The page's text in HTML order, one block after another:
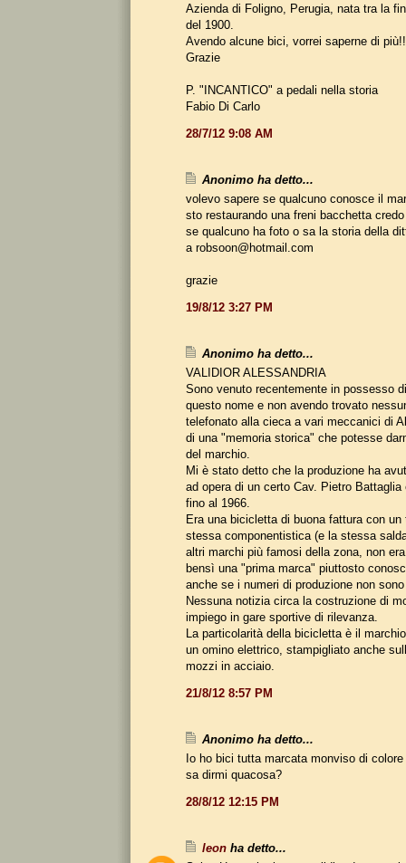
Azienda di Foligno, Perugia, nata tra la
del 1900.
Avendo alcune bici, vorrei saperne di
Grazie
P. "INCANTICO" a pedali nella storia
Fabio Di Carlo
28/7/12 9:08 AM
Anonimo ha detto...
volevo sapere se qualcuno conosce il
sto restaurando una freni bacchetta
se qualcuno ha foto o sa la storia della
a robsoon@hotmail.com
grazie
19/8/12 3:27 PM
Anonimo ha detto...
VALIDIOR ALESSANDRIA
Sono venuto recentemente in possesso
questo nome e non avendo trovato
telefonato alla cieca a vari meccanici di
di una "memoria storica" che potesse
del marchio.
Mi è stato detto che la produzione ha
ad opera di un certo Cav. Pietro Battaglia
fino al 1966.
Era una bicicletta di buona fattura con
stessa componentistica (e la stessa
altri marchi più famosi della zona, non
bensì una "prima marca" piuttosto
anche se i numeri di produzione non
Nessuna notizia circa la costruzione di
impiego in gare sportive di rilevanza.
La particolarità della bicicletta è il
un omino elettrico, stampigliato anche
mozzi in acciaio.
21/8/12 8:57 PM
Anonimo ha detto...
Io ho bici tutta marcata monviso di
sa dirmi quacosa?
28/8/12 12:15 PM
leon ha detto...